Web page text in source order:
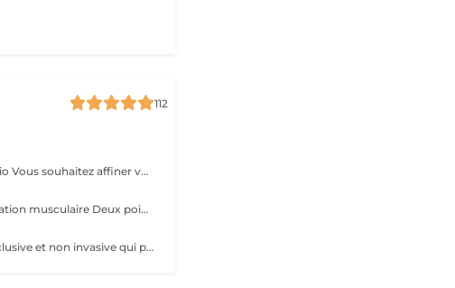
112
Consultation Pré-Soin Corps Lux Studio Vous souhaitez affiner votre silhouette, raffermir votre peau ou éliminer la cellulite, mais vous ne savez pas par où commencer ? Réservez une consultation corporelle personnalisée, incluant une analyse de vos besoins, un bilan esthétique complet et une mini séance test avec nos technologies avancées. Évaluation de votre morphologie et objectifs Diagnostic personnalisé Test de nos appareils (cavitation, radiofréquence, pressothérapie, cryolipolyse, etc.) Conseils experts et plan de traitement sur-mesure Le montant de la consultation est déductible en cas d'achat d'un forfait complet le jour même. Lux Studio Vous souhaitez affiner votre silhouette, raffermir votre peau ou éliminer la cellulite, mais vous ne savez pas par où commencer ? Réservez une consultation corporelle personnalisée, incluant une analyse de vos besoins, un bilan esthétique complet et une mini séance test avec nos technologies avancées. Évaluation de votre morphologie et objectifs Diagnostic personnalisé Test de nos appareils (cavitation, radiofréquence, pressothérapie, cryolipolyse, etc.) Conseils experts et plan de traitement sur-mesure Le montant de la consultation est déductible en cas d'achat d'un forfait complet le jour même.
Modes personnalisables Électrostimulation musculaire Deux poignées indépendantes : contrôlez la puissance indépendamment, permettant des entraînements synchronisés ou individualisés Sûr et non invasif : notre machine est exempte de courant, d'hyperthermie, de rayonnement et ne nécessite aucune période de récupération. Brûlage de graisse et développement musculaire sans effort Gain de temps et d'efforts : seulement 30 minutes d'utilisation équivalent à 30 000 contractions musculaires, l'équivalent d'innombrables rouleaux de ventre ou squats.
L'Endermologie est une technique exclusive et non invasive qui permet de remodeler votre silhouette, de lisser la cellulite et d'améliorer globalement la tonicité de la peau.